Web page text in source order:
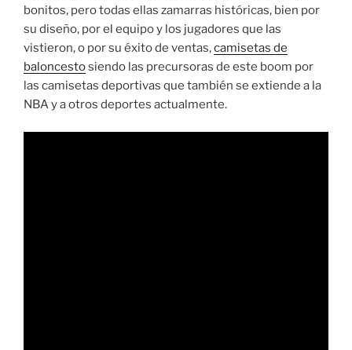
bonitos, pero todas ellas zamarras históricas, bien por
su diseño, por el equipo y los jugadores que las
vistieron, o por su éxito de ventas,camisetas de
baloncestosiendo las precursoras de este boom por
las camisetas deportivas que también se extiende a la
NBA y a otros deportes actualmente.